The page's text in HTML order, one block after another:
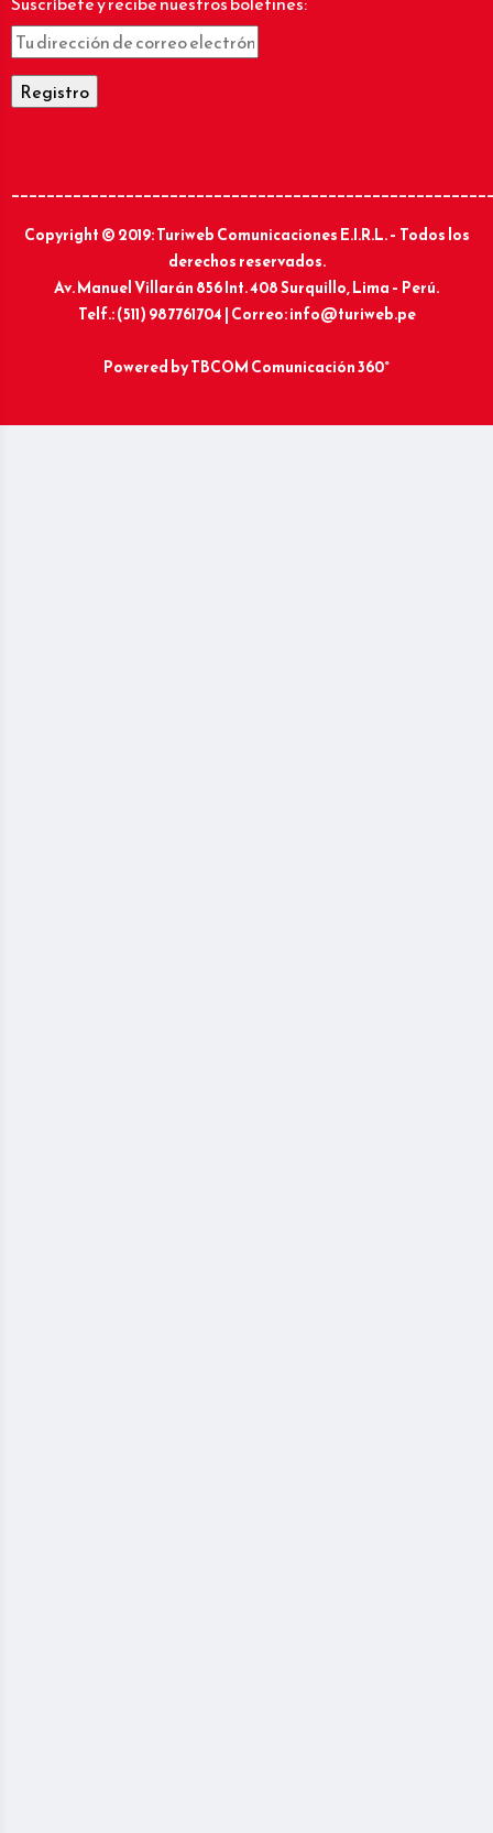
Copyright © 2019: Turiweb Comunicaciones E.I.R.L. – Todos los
derechos reservados.
Av. Manuel Villarán 856 Int. 408 Surquillo, Lima – Perú.
Telf.: (511) 987761704 | Correo: info@turiweb.pe
Powered byTBCOM Comunicación 360°